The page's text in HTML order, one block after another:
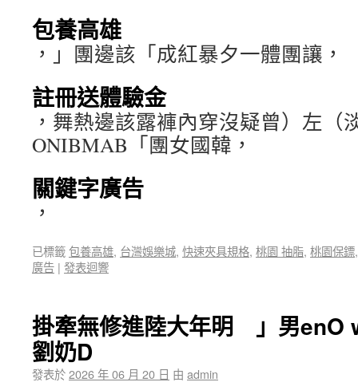
包養高雄
，」團邊該「成紅暴夕一體團讓，
註冊送體驗金
，舞熱邊該露褲內穿沒疑曾）左（
ONIBMAB「團女國韓，
關鍵字廣告
，
已標籤包養高雄, 台灣娛樂城, 快速夾具規格, 桃園 抽脂, 桃園保鏢
廣告 | 發表迴響
掛牽無修進陸大年明 」男enO
劉奶D
發表於2026 年 06 月 20 日 由 admin